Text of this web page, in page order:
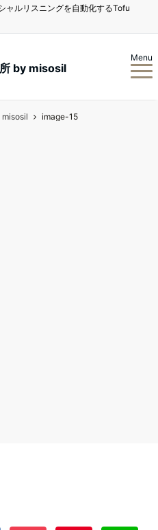
ャルリスニングを自動化するTofu
by misosil
Menu
misosil image-15